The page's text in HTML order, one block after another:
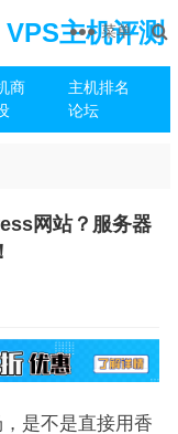
主机评测
商
主机排名
论坛
菜单
网站？服务器
是不是直接用香